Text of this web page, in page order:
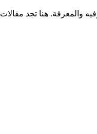
متنوع يجمع بين الترفيه